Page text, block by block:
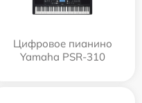
Цифровое пианино
Yamaha PSR-310